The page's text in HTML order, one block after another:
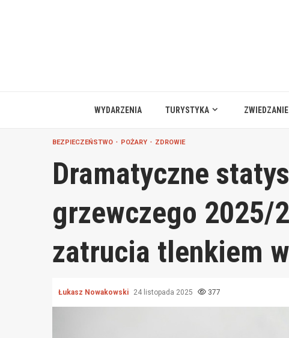
WYDARZENIA TURYSTYKA ZWIEDZANIE
BEZPIECZEŃSTWO POŻARY ZDROWIE
Dramatyczne
grzewczego 2025/
zatrucia tlenkiem
Łukasz Nowakowski 24 listopada 2025 377